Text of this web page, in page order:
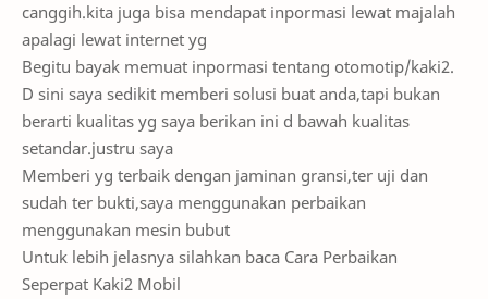
canggih.kita juga bisa mendapat inpormasi lewat majalah
apalagi lewat internet yg
Begitu bayak memuat inpormasi tentang otomotip/kaki2.
D sini saya sedikit memberi solusi buat anda,tapi bukan
berarti kualitas yg saya berikan ini d bawah kualitas
setandar.justru saya
Memberi yg terbaik dengan jaminan gransi,ter uji dan
sudah ter bukti,saya menggunakan perbaikan
menggunakan mesin bubut
Untuk lebih jelasnya silahkan baca Cara Perbaikan
Seperpat Kaki2 Mobil